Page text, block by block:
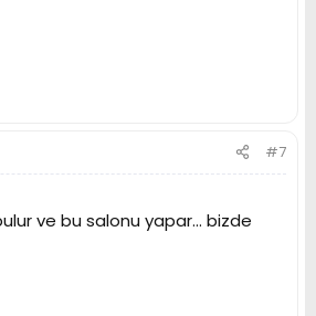
#7
ve bu salonu yapar... bizde